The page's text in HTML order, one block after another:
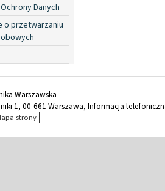
Danych
o przetwarzaniu
Warszawska
1, 00-661 Warszawa, Informacja
strony